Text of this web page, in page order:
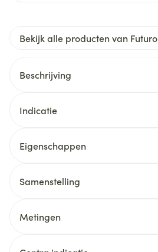
Bekijk alle producten van Futuro
Beschrijving
Indicatie
Eigenschappen
Samenstelling
Metingen